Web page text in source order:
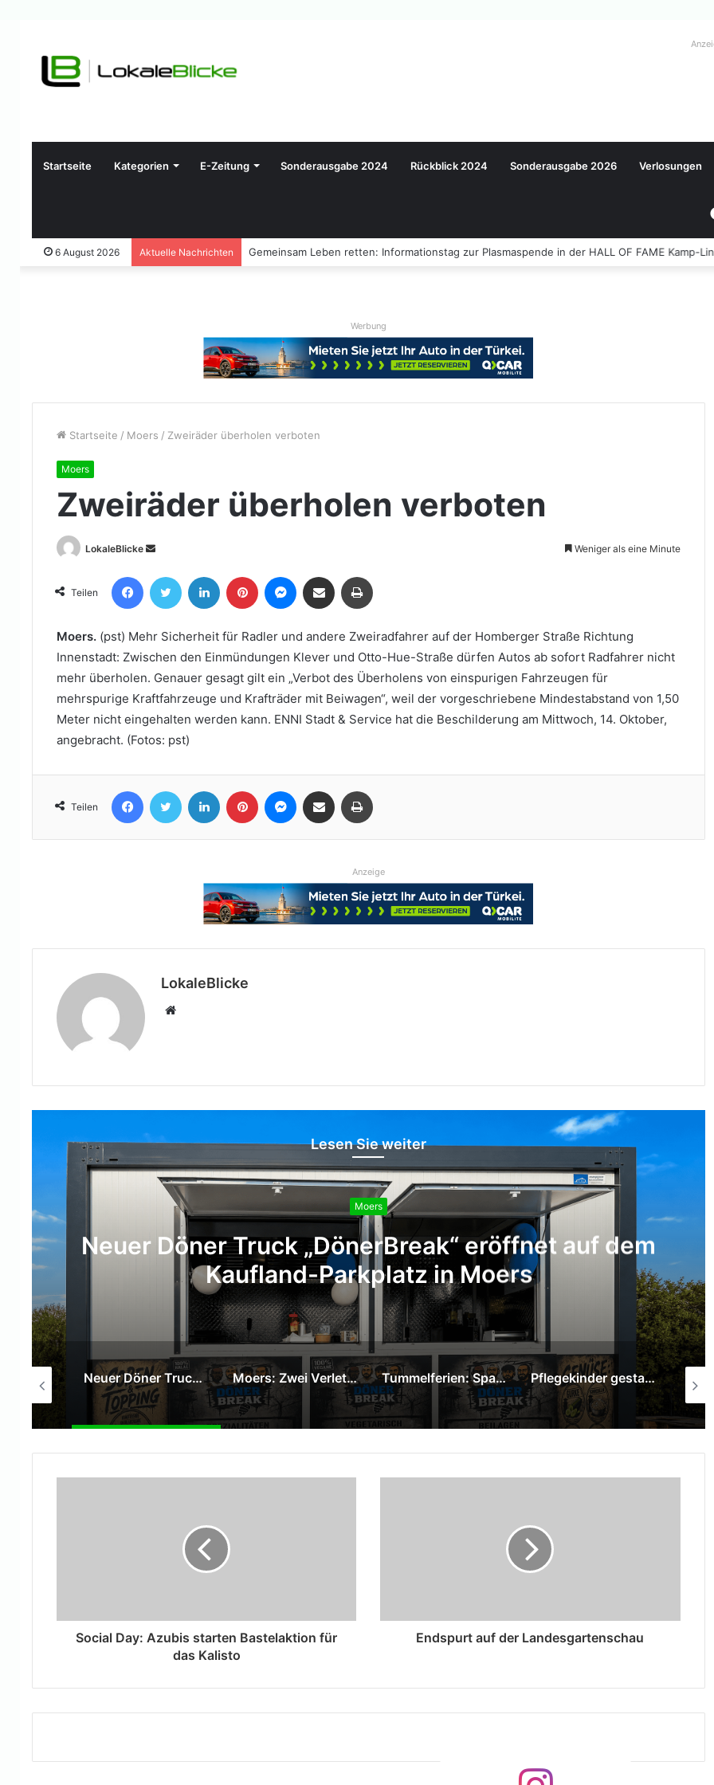
Startseite Kategorien E-Zeitung Sonderausgabe 2024 Rückblick 2024 Sonderausgabe 2026 Verlosungen
6 August 2026 Aktuelle Nachrichten Gemeinsam Leben retten: Informationstag zur Plasmaspende in der HALL OF FAME Kamp-
Werbung
Startseite / Moers / Zweiräder überholen verboten
Moers
Zweiräder überholen verboten
LokaleBlicke
Sende
eine
E-
Weniger als eine Minute
Teilen
FacebookTwitter LinkedIn Pinterest Messenger
Teile per E-Mail
Moers. (pst) Mehr Sicherheit für Radler und andere Zweiradfahrer auf der Homberger Straße Richtung
Innenstadt: Zwischen den Einmündungen Klever und Otto-Hue-Straße dürfen Autos ab sofort Radfahrer nicht
mehr überholen. Genauer gesagt gilt ein „Verbot des Überholens von einspurigen Fahrzeugen für
mehrspurige Kraftfahrzeuge und Krafträder mit Beiwagen“, weil der vorgeschriebene Mindestabstand von 1,50
Meter nicht eingehalten werden kann. ENNI Stadt & Service hat die Beschilderung am Mittwoch, 14. Oktober,
angebracht. (Fotos: pst)
Teilen
FacebookTwitter LinkedIn Pinterest Messenger
Teile per E-Mail
Anzeige
LokaleBlicke
Webseite
Lesen Sie weiter
Moers
Neuer Döner Truck „DönerBreak“ eröffnet auf dem
Kaufland-Parkplatz in Moers
SPD Moers verleiht Willy-Brandt-Medaille an Hans Gerd Rötters Neuer Döner Truck „DönerBreak“ eröffnet auf dem Kaufland-Parkplatz in Moers Moers: Zwei Verletzte bei Verkehrsunfall auf der Venloer Straße Tummelferien: Sparkasse am Niederrhein überreicht 1.000-Euro-Spende Pflegekinder gestalten mit Graffiti-Kunst neue Räume im Pflegekinderdienst
Social Day: Azubis starten Bastelaktion für
das Kalisto
Endspurt auf der Landesgartenschau